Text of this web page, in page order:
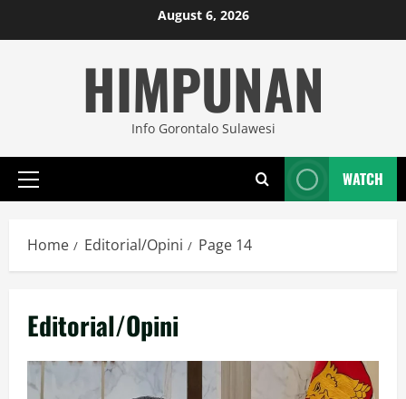
to
August 6, 2026
HIMPUNAN
Info Gorontalo Sulawesi
Primary
WATCH
Home Editorial/Opini Page 14
Editorial/Opini